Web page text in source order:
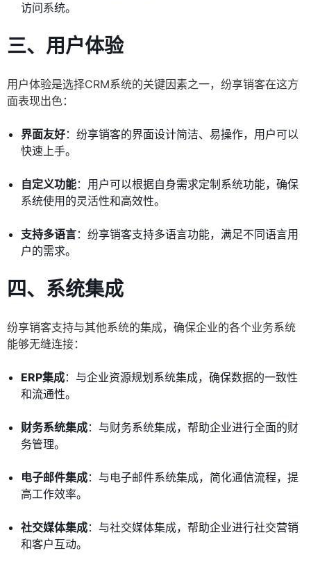
访问系统。
三、用户体验
用户体验是选择CRM系统的关键因素之一，纷享销客在这方
面表现出色：
界面友好：纷享销客的界面设计简洁、易操作，用户可以
快速上手。
自定义功能：用户可以根据自身需求定制系统功能，确保
系统使用的灵活性和高效性。
支持多语言：纷享销客支持多语言功能，满足不同语言用
户的需求。
四、系统集成
纷享销客支持与其他系统的集成，确保企业的各个业务系统
能够无缝连接：
ERP集成：与企业资源规划系统集成，确保数据的一致性
和流通性。
财务系统集成：与财务系统集成，帮助企业进行全面的财
务管理。
电子邮件集成：与电子邮件系统集成，简化通信流程，提
高工作效率。
社交媒体集成：与社交媒体集成，帮助企业进行社交营销
和客户互动。